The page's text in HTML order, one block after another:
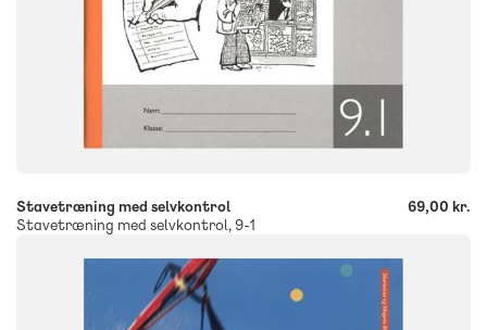
Stavetræning med selvkontrol
Stavetræning med selvkontrol, 9-1
69,00 kr.